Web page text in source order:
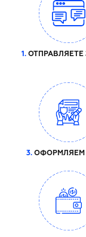
1. ОТПРАВЛЯЕТЕ
3.ОФОРМЛЯЕМ